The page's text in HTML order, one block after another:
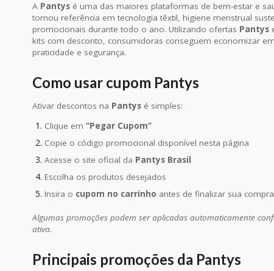
A Pantys é uma das maiores plataformas de bem-estar e
tornou referência em tecnologia têxtil, higiene menstrual
promocionais durante todo o ano. Utilizando ofertas Pantys
kits com desconto, consumidoras conseguem economizar
praticidade e segurança.
Como usar cupom Pantys
Ativar descontos na Pantys é simples:
Clique em “Pegar Cupom”
Copie o código promocional disponível nesta página
Acesse o site oficial da Pantys Brasil
Escolha os produtos desejados
Insira o cupom no carrinho antes de finalizar sua compra
Algumas promoções podem ser aplicadas automaticamente
ativa.
Principais promoções da Pantys